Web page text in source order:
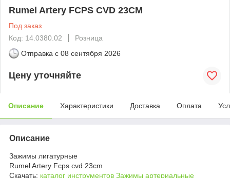
Rumel Artery FCPS CVD 23CM
Под заказ
Код: 14.0380.02
Розница
Отправка с 08 сентября 2026
Цену уточняйте
Описание Характеристики Доставка Оплата
Описание
Зажимы лигатурные
Rumel Artery Fcps cvd 23cm
Скачать: каталог инструментов Зажимы артериальные